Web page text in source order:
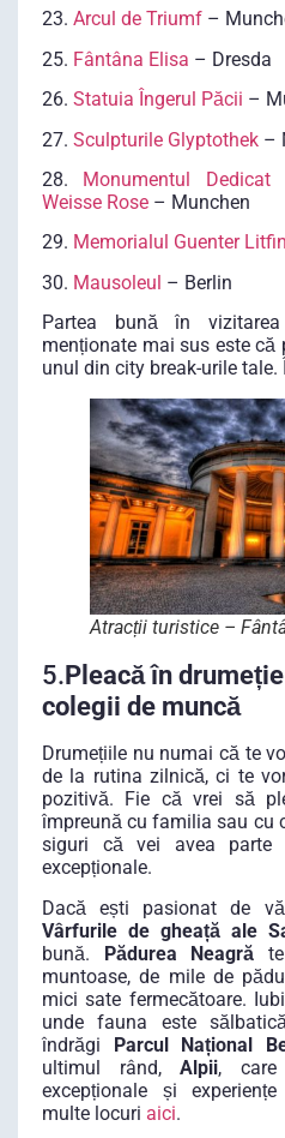
23. Arcul de Triumf –
25. Fântâna Elisa – Dresda
26. Statuia Îngerul Păcii –
27. Sculpturile Glyptothek –
28. Monumentul Dedicat
Weisse Rose – Munchen
29. Memorialul Guenter Litfin
30. Mausoleul – Berlin
Partea bună în
menționate mai sus este
unul din city break-urile
Atracții turistice –
5.Pleacă în
colegii de muncă
Drumețiile nu numai că te
de la rutina zilnică, ci te
pozitivă. Fie că vrei să
împreună cu familia sau cu
siguri că vei avea parte
excepționale.
Dacă ești pasionat de
Vârfurile de gheață ale
bună. Pădurea Neagră
muntoase, de mile de
mici sate fermecătoare.
unde fauna este
îndrăgi Parcul Național
ultimul rând,Alpii,
excepționale și
multe locuri aici.